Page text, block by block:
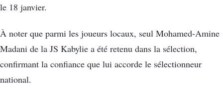
le 18 janvier.
À noter que parmi les joueurs locaux, seul Mohamed-Amine
Madani de la JS Kabylie a été retenu dans la sélection,
confirmant la confiance que lui accorde le sélectionneur
national.